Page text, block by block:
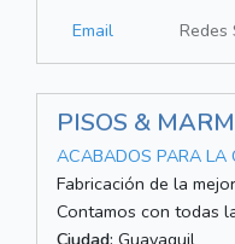
Email
Redes
PISOS &
ACABADOS PARA LA
Fabricación de la
Contamos con todas